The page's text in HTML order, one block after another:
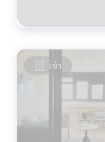
เช่า